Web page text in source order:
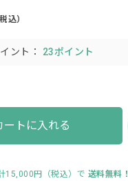
込）
ント： 23ポイント
ートに入れる
15,000円（税込）で 送料無料！